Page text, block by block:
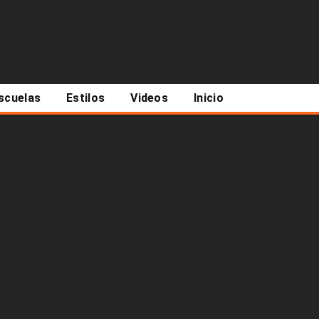
Estilos Videos Inicio